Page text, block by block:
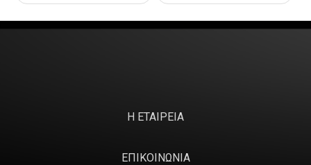
Η ΕΤΑΙΡΕΙΑ
ΕΠΙΚΟΙΝΩΝΙΑ